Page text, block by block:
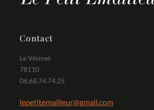
Contact
Le Vésinet
78110
06.68.74.74.25
lepetitemailleur@gmail.com